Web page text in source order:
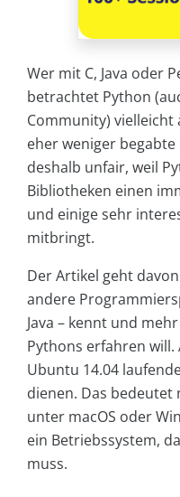
Wer mit C, Java oder
betrachtet Python
Community)
eher weniger
deshalb unfair, weil
Bibliotheken einen
und einige sehr
mitbringt.
Der Artikel geht
andere
Java – kennt und
Pythons erfahren
Ubuntu 14.04
dienen. Das bedeutet
unter macOS oder
ein Betriebssystem,
muss.